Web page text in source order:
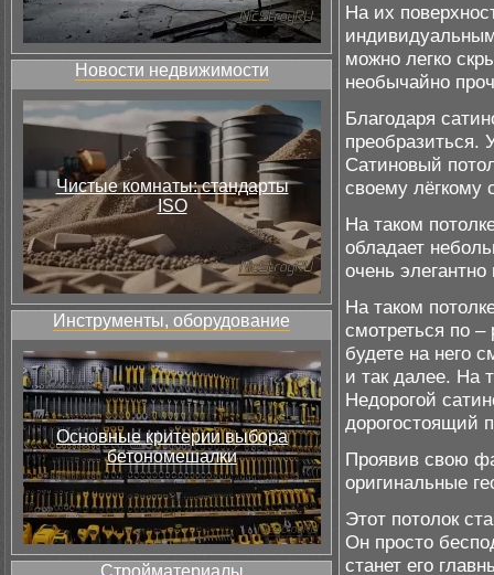
Новости недвижимости
Чистые комнаты: стандарты
ISO
Инструменты, оборудование
Основные критерии выбора
бетономешалки
Стройматериалы
На их
можно легко
необычайно
Благодаря
преобразиться.
Сатиновый
своему лёгкому
На таком
обладает
очень
На таком
смотреться по –
будете на него
и так далее. На
Недорогой
дорогостоящий
Проявив свою
оригинальные
Этот потолок
Он просто
станет его